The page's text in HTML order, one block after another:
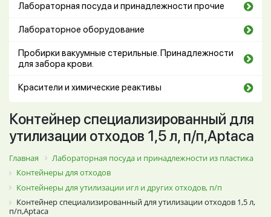
Лабораторная посуда и принадлежности прочие
Лабораторное оборудование
Пробирки вакуумные стерильные. Принадлежности
для забора крови.
Красители и химические реактивы
Контейнер специализированный для
утилизации отходов 1,5 л, п/п,Aptaca
Главная
Лабораторная посуда и принадлежности из пластика
Контейнеры для отходов
Контейнеры для утилизации игл и других отходов, п/п
Контейнер специализированный для утилизации отходов 1,5 л,
п/п,Aptaca